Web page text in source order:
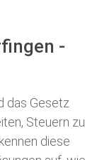
-
das Gesetz
Steuern zu
kennen diese